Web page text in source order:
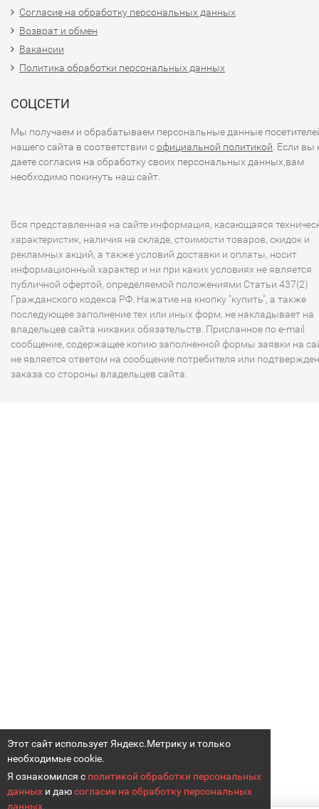
Этот сайт использует Яндекс.Метрику и только
необходимые cookie.
Я ознакомился с политикой обработки персональных
данных и даюсогласие на обработку персональных
данных.
Согласие на обработку персональных данных
Возврат и обмен
Вакансии
Политика обработки персональных данных
СОЦСЕТИ
Мы получаем и обрабатываем персональные данные
нашего сайта в соответствии софициальной политикой . Если вы
даете согласия на обработку своих персональных данных,вам
необходимо покинуть наш сайт.
Вся представленная на сайте информация, касающаяся
характеристик, наличия на складе, стоимости товаров, скидок и
рекламных акций, а также условий доставки и оплаты, носит
информационный характер и ни при каких условиях не является
публичной офертой, определяемой положениями Статьи 437(2)
Гражданского кодекса РФ. Нажатие на кнопку "купить", а также
последующее заполнение тех или иных форм, не накладывает на
владельцев сайта никаких обязательств. Присланное по e-mail
сообщение, содержащее копию заполненной формы заявки на
не является ответом на сообщение потребителя или
заказа со стороны владельцев сайта.